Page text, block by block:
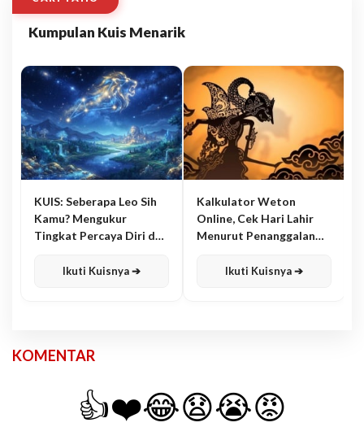
Kumpulan Kuis Menarik
KUIS: Seberapa Leo Sih
Kamu? Mengukur
Tingkat Percaya Diri dan
Ikuti Kuisnya ➔
Kalkulator Weton
Online, Cek Hari Lahir
Menurut Penanggalan
Ikuti Kuisnya ➔
KOMENTAR
👍❤️😂😧😭😡